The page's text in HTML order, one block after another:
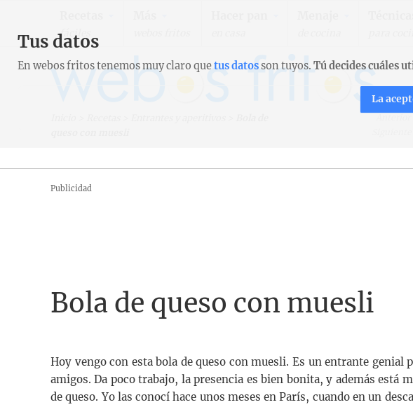
fáciles
Publicidad
Bola de queso con muesli
Hoy vengo con esta bola de queso con muesli. Es un entrante genial
amigos. Da poco trabajo, la presencia es bien bonita, y además está
de queso. Yo las conocí hace unos meses en París, cuando en un
Tus datos
En webos fritos tenemos muy claro quetus datosson tuyos. Tú decides cuáles
La